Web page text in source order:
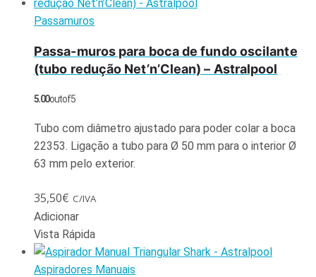
Passamuros
Passa-muros para boca de fundo oscilante
(tubo redução Net’n’Clean) – Astralpool
5.00out of 5
Tubo com diâmetro ajustado para poder colar a boca
22353. Ligação a tubo para Ø 50 mm para o interior Ø
63 mm pelo exterior.
35,50€ C/IVA
Adicionar
Vista Rápida
Aspiradores Manuais